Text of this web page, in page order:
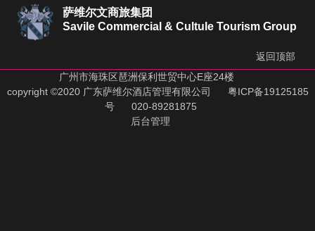
萨维尔文商旅集团
Savile Commercial & Cultule Tourism Group
返回顶部
广州市海珠区琶洲保利世贸中心E座24楼
copyright ©2020 广东萨维尔酒店管理有限公司
粤ICP备19125185
号
020-89281875
后台管理